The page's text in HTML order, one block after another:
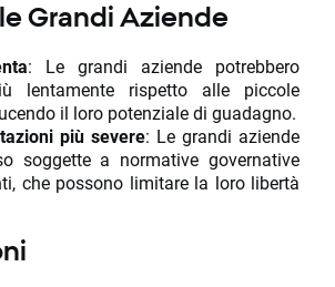
Grandi Aziende
: Le grandi aziende potrebbero
lentamente rispetto alle piccole
il loro potenziale di guadagno.
più severe: Le grandi aziende
soggette a normative governative
che possono limitare la loro libertà